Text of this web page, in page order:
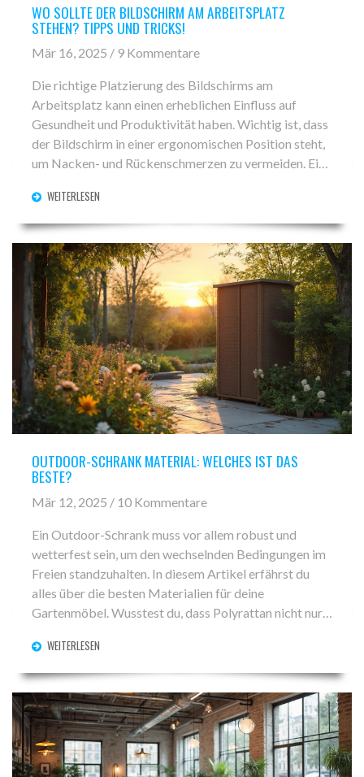
WO SOLLTE DER BILDSCHIRM AM ARBEITSPLATZ
STEHEN? TIPPS UND TRICKS!
Mär 16, 2025 / 9 Kommentare
Die richtige Platzierung des Bildschirms am
Arbeitsplatz kann einen erheblichen Einfluss auf
Gesundheit und Produktivität haben. Wichtig ist, dass
der Bildschirm in einer ergonomischen Position steht,
um Nacken- und Rückenschmerzen zu vermeiden. Ein
Ordnung zu halten und die ideale Position für den
Bildschirm zu finden. Zudem können einfache
Anpassungen an der Sitzhaltung und der
Bildschirmhöhe den Arbeitskomfort erheblich
steigern. In diesem Artikel werden praktische Tipps
zur Bildschirmplatzierung und zum
Arbeitsplatzdesign vorgestellt.
WEITERLESEN
OUTDOOR-SCHRANK MATERIAL: WELCHES IST DAS
BESTE?
Mär 12, 2025 / 10 Kommentare
Ein Outdoor-Schrank muss vor allem robust und
wetterfest sein, um den wechselnden Bedingungen im
Freien standzuhalten. In diesem Artikel erfährst du
alles über die besten Materialien für deine
Gartenmöbel. Wusstest du, dass Polyrattan nicht nur
bekommst du wertvolle Tipps, welcher Werkstoff
sich am besten eignet und worauf du beim Kauf achten
solltest. Lerne mehr über die Vorteile von Holz, Metall
und innovativen Kunststoffen.
WEITERLESEN